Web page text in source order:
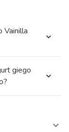
Vainilla
giego